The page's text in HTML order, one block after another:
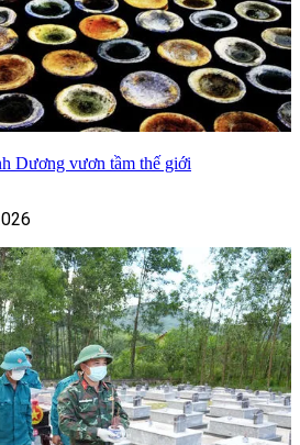
Dương vươn tầm thế giới